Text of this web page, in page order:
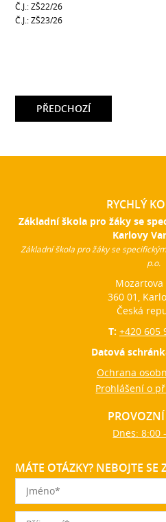
Č.J.: ZŠ22/26
Č.J.: ZŠ23/26
PŘEDCHOZÍ
RYCHLÝ
Základní škola pro žáky se
Karlovy
Základní škola pro žáky se
p.o.
Mozartova
360 01,
Česká
T: +420 605
Datová
Ochrana
Prohlášení o
Dnes: 8:00
MÁTE OTÁZKY? NEBOJTE SE